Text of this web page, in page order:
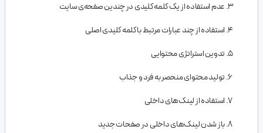
عدم استفاده از یک کلمه کلیدی در چندین صفحه‌ی سایت
استفاده از چند عبارات مرتبط با کلمه کلیدی اصلی
تدوین استراتژی محتوایی
تولید محتوای منحصر به فرد و جذاب
استفاده از لینک‌های داخلی
باز شدن لینک‌های داخلی در صفحات جدید